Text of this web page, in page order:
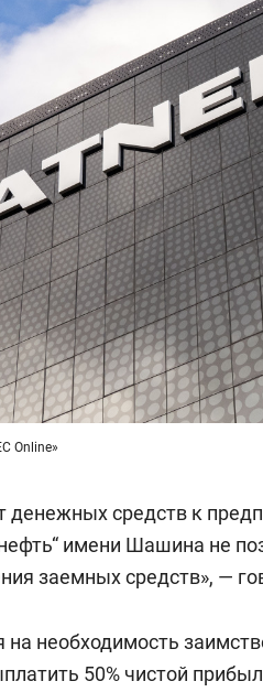
Online»
денежных средств к
имени Шашина не
заемных средств», —
на необходимость
50% чистой